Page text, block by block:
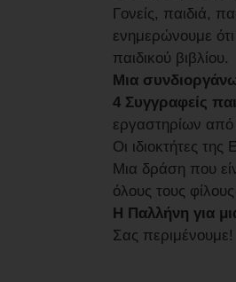
Γονείς, παιδιά,
ενημερώνουμε
παιδικού βιβλίου.
Μια
4 Συγγραφείς
εργαστηρίων από
Οι ιδιοκτήτες
Μια δράση που
όλους τους
Η Παλλήνη για
Σας περιμένουμε!